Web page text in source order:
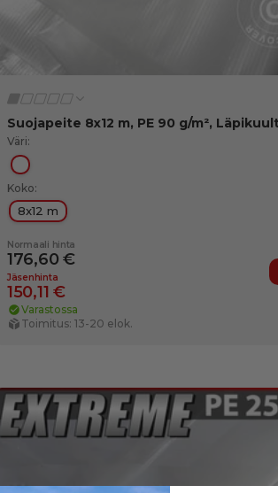
Suojapeite 8x12 m, PE 90 g/m²,
Väri:
Läpikuultava
Koko:
8x12 m
Normaali hinta
176,60 €
Jäsenhinta
150,11 €
Varastossa
Toimitus: 13-20 elok.